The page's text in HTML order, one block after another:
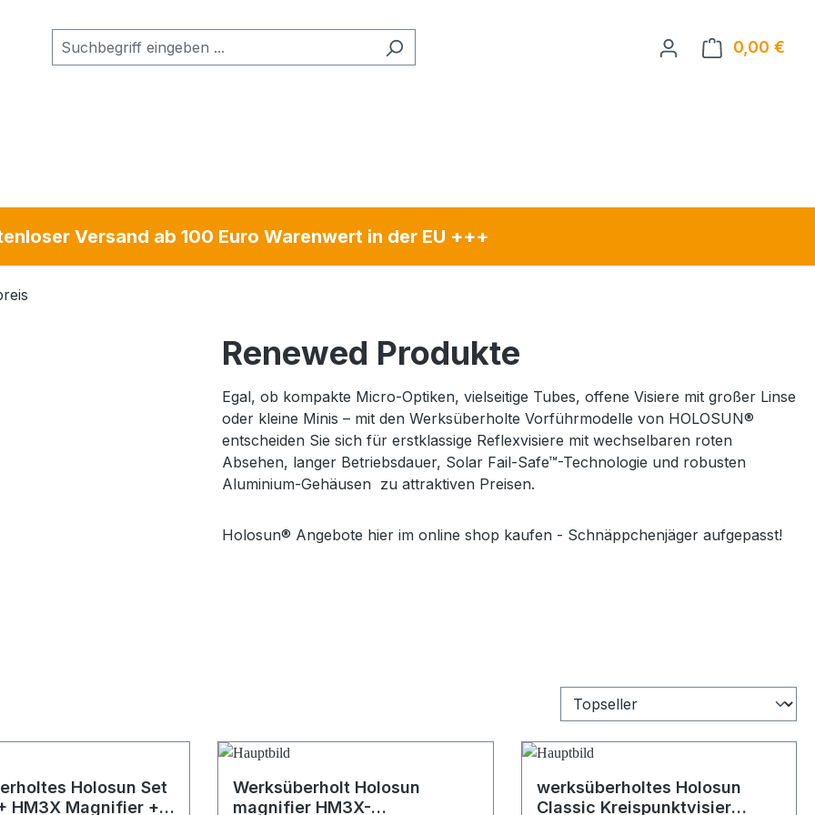
0,00 €
Versand ab 100 Euro Warenwert in der EU +++
Renewed Produkte
Egal, ob kompakte Micro-Optiken, vielseitige Tubes, offene Visiere mit großer Linse
oder kleine Minis – mit den Werksüberholte Vorführmodelle von HOLOSUN®
entscheiden Sie sich für erstklassige Reflexvisiere mit wechselbaren roten
Absehen, langer Betriebsdauer, Solar Fail-Safe™-Technologie und robusten
Aluminium-Gehäusen zu attraktiven Preisen.
Holosun® Angebote hier im online shop kaufen - Schnäppchenjäger aufgepasst!
Holosun Set
HM3X Magnifier +
Werksüberholt Holosun
magnifier HM3X-
werksüberholtes Holosun
Classic Kreispunktvisier